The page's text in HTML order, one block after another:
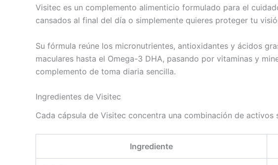
Visitec es un complemento alimenticio formulado para el
cansados al final del día o simplemente quieres proteger tu
Su fórmula reúne los micronutrientes, antioxidantes y ácidos
maculares hasta el Omega-3 DHA, pasando por vitaminas y
complemento de toma diaria sencilla.
Ingredientes de Visitec
Cada cápsula de Visitec concentra una combinación de
Ingrediente